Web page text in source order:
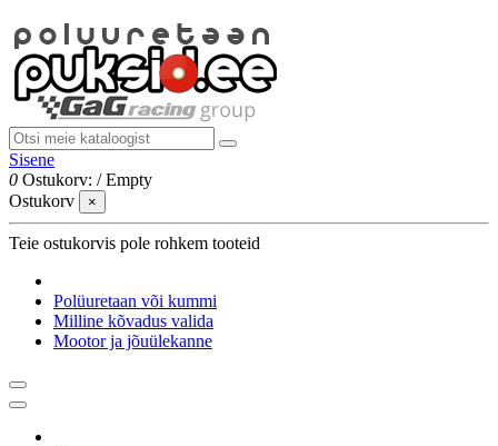
Sisene
0 Ostukorv: /Empty
Ostukorv
×
Teie ostukorvis pole rohkem tooteid
Polüuretaan või kummi
Milline kõvadus valida
Mootor ja jõuülekanne